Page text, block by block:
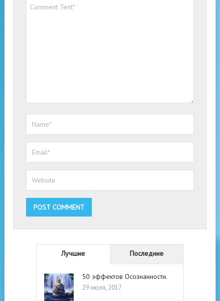
Лучшие Последние
50 эффектов Осознанности.
29 июля, 2017